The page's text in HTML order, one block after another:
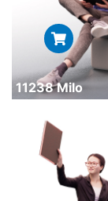
11238 Milo